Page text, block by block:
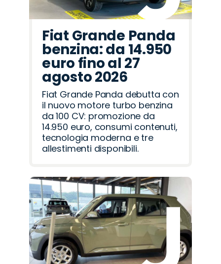
Fiat Grande Panda
benzina: da 14.950
euro fino al 27
agosto 2026
Fiat Grande Panda debutta con
il nuovo motore turbo benzina
da 100 CV: promozione da
14.950 euro, consumi contenuti,
tecnologia moderna e tre
allestimenti disponibili.